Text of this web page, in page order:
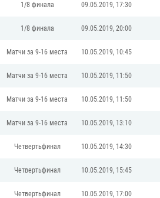
1/8 финала 09.05.2019, 17:30
1/8 финала 09.05.2019, 20:00
Матчи за 9-16 места 10.05.2019, 10:45
Матчи за 9-16 места 10.05.2019, 11:50
Матчи за 9-16 места 10.05.2019, 11:50
Матчи за 9-16 места 10.05.2019, 13:10
Четвертьфинал 10.05.2019, 14:30
Четвертьфинал 10.05.2019, 15:45
Четвертьфинал 10.05.2019, 17:00